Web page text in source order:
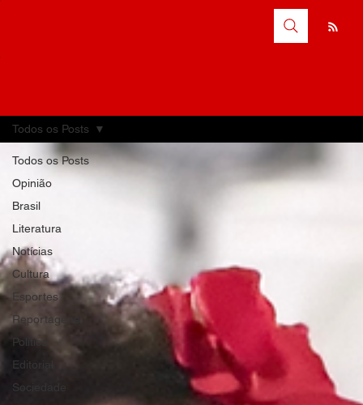
Todos os Posts
Opinião
Brasil
Literatura
Notícias
Cultura
Esportes
Reportagens
Política
Editorial
Sociedade
Todos os Posts